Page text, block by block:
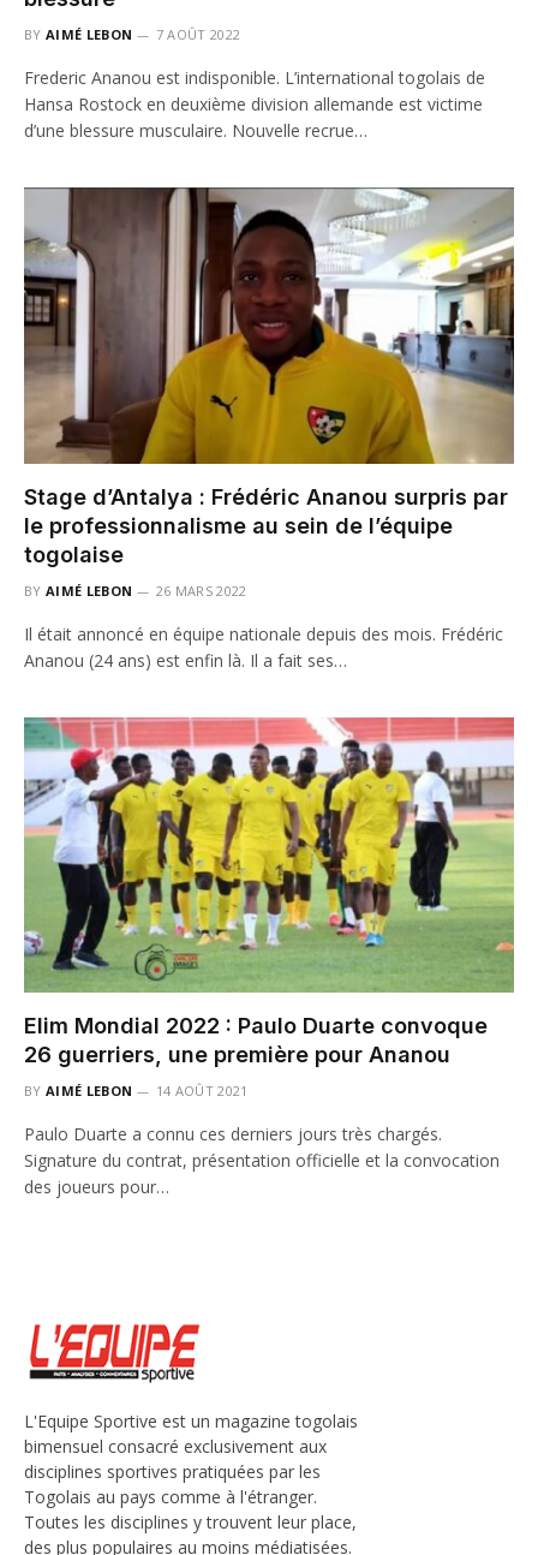
BY AIMÉ LEBON 7 AOÛT 2022
Frederic Ananou est indisponible. L’international togolais de
Hansa Rostock en deuxième division allemande est victime
d’une blessure musculaire. Nouvelle recrue…
Stage d’Antalya : Frédéric Ananou surpris par
le professionnalisme au sein de l’équipe
togolaise
BY AIMÉ LEBON 26 MARS 2022
Il était annoncé en équipe nationale depuis des mois. Frédéric
Ananou (24 ans) est enfin là. Il a fait ses…
Elim Mondial 2022 : Paulo Duarte convoque
26 guerriers, une première pour Ananou
BY AIMÉ LEBON 14 AOÛT 2021
Paulo Duarte a connu ces derniers jours très chargés.
Signature du contrat, présentation officielle et la convocation
des joueurs pour…
L'Equipe Sportive est un magazine togolais
bimensuel consacré exclusivement aux
disciplines sportives pratiquées par les
Togolais au pays comme à l'étranger.
Toutes les disciplines y trouvent leur place,
des plus populaires au moins médiatisées.